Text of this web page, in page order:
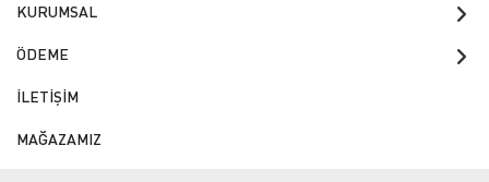
KURUMSAL
ÖDEME
İLETİŞİM
MAĞAZAMIZ